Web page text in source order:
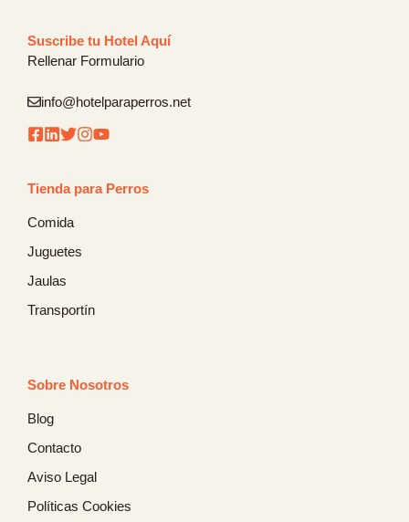
Suscribe tu Hotel Aquí
Rellenar Formulario
info@hotelparaperros.net
Tienda para Perros
Comida
Juguetes
Jaulas
Transportín
Sobre Nosotros
Blog
Contacto
Aviso Legal
Políticas Cookies